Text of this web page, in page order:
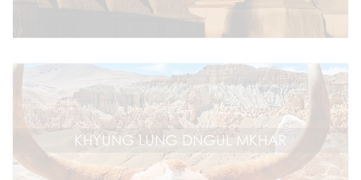
KHYUNG LUNG DNGUL MKHAR